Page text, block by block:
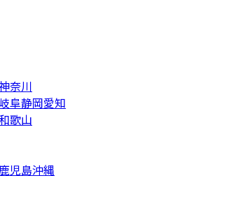
奈川
阜静岡愛知
歌山
児島沖縄